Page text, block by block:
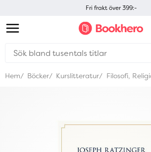
Fri frakt över 399:-
Hem Böcker Kurslitteratur Filosofi,